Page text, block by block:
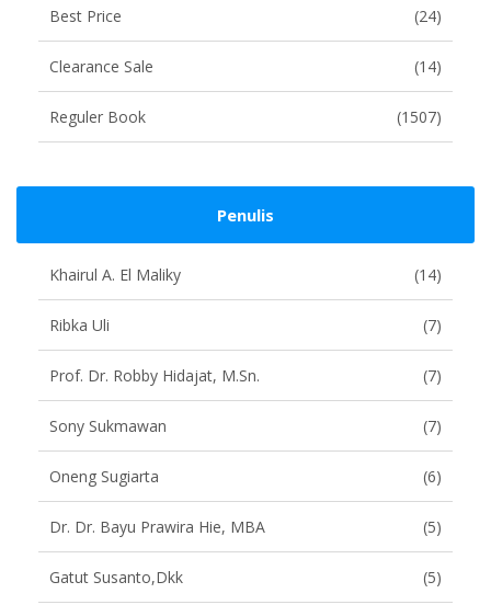
Best Price (24)
Clearance Sale (14)
Reguler Book (1507)
Penulis
Khairul A. El Maliky (14)
Ribka Uli (7)
Prof. Dr. Robby Hidajat, M.Sn. (7)
Sony Sukmawan (7)
Oneng Sugiarta (6)
Dr. Dr. Bayu Prawira Hie, MBA (5)
Gatut Susanto,dkk (5)